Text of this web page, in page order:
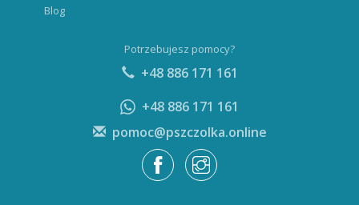
Blog
Potrzebujesz pomocy?
+48 886 171 161
+48 886 171 161
pomoc@pszczolka.online